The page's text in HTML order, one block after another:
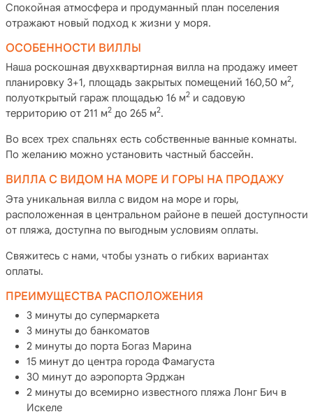
Спокойная атмосфера и продуманный план поселения
отражают новый подход к жизни у моря.
ОСОБЕННОСТИ ВИЛЛЫ
Наша роскошная двухквартирная вилла на продажу имеет
планировку 3+1, площадь закрытых помещений 160,50 м2,
полуоткрытый гараж площадью 16 м2и садовую
территорию от 211 м2до 265 м2.
Во всех трех спальнях есть собственные ванные комнаты.
По желанию можно установить частный бассейн.
ВИЛЛА С ВИДОМ НА МОРЕ И ГОРЫ НА ПРОДАЖУ
Эта уникальная вилла с видом на море и горы,
расположенная в центральном районе в пешей доступности
от пляжа, доступна по выгодным условиям оплаты.
Свяжитесь с нами, чтобы узнать о гибких вариантах
оплаты.
ПРЕИМУЩЕСТВА РАСПОЛОЖЕНИЯ
3 минуты до супермаркета
3 минуты до банкоматов
2 минуты до порта Богаз Марина
15 минут до центра города Фамагуста
30 минут до аэропорта Эрджан
2 минуты до всемирно известного пляжа Лонг Бич в
Искеле